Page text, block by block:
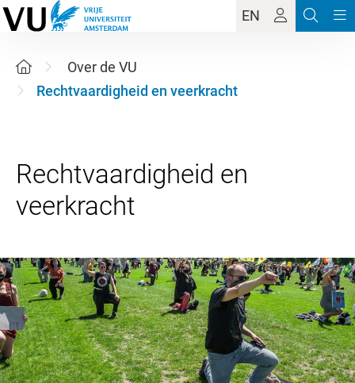
EN
Over de VU
Rechtvaardigheid en veerkracht
Rechtvaardigheid en